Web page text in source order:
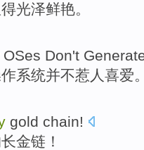
光泽鲜艳。
OSes Don't
系统并不惹人喜爱
gold chain!
金链 ！